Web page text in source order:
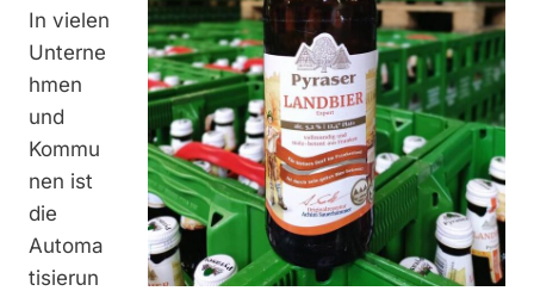
In vielen
Unterne
hmen
und
Kommu
nen ist
die
Automa
tisierun